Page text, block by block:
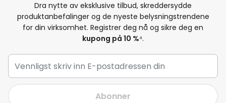
Dra nytte av eksklusive tilbud, skreddersydde
produktanbefalinger og de nyeste belysningstrendene
for din virksomhet. Registrer deg nå og sikre deg en
kupong på 10 %⁴.
Abonner